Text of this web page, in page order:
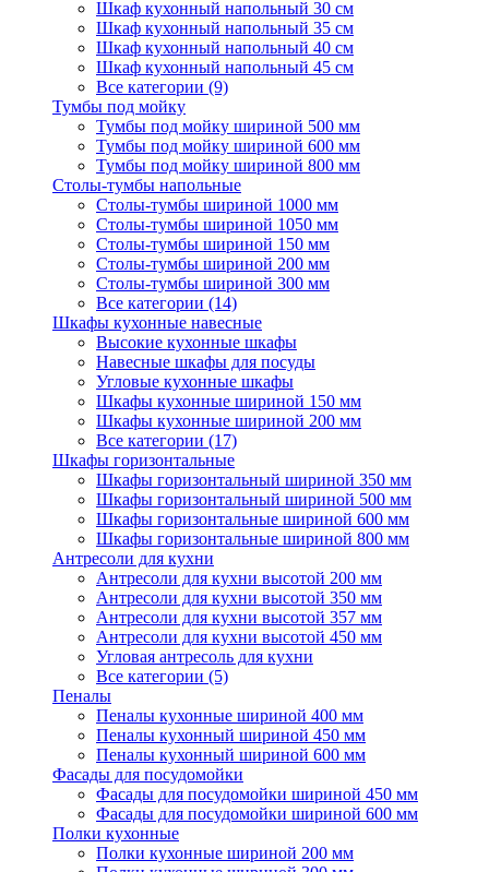
Шкаф кухонный напольный 30 см
Шкаф кухонный напольный 35 см
Шкаф кухонный напольный 40 см
Шкаф кухонный напольный 45 см
Все категории (9)
Тумбы под мойку
Тумбы под мойку шириной 500 мм
Тумбы под мойку шириной 600 мм
Тумбы под мойку шириной 800 мм
Столы-тумбы напольные
Столы-тумбы шириной 1000 мм
Столы-тумбы шириной 1050 мм
Столы-тумбы шириной 150 мм
Столы-тумбы шириной 200 мм
Столы-тумбы шириной 300 мм
Все категории (14)
Шкафы кухонные навесные
Высокие кухонные шкафы
Навесные шкафы для посуды
Угловые кухонные шкафы
Шкафы кухонные шириной 150 мм
Шкафы кухонные шириной 200 мм
Все категории (17)
Шкафы горизонтальные
Шкафы горизонтальный шириной 350 мм
Шкафы горизонтальный шириной 500 мм
Шкафы горизонтальные шириной 600 мм
Шкафы горизонтальные шириной 800 мм
Антресоли для кухни
Антресоли для кухни высотой 200 мм
Антресоли для кухни высотой 350 мм
Антресоли для кухни высотой 357 мм
Антресоли для кухни высотой 450 мм
Угловая антресоль для кухни
Все категории (5)
Пеналы
Пеналы кухонные шириной 400 мм
Пеналы кухонный шириной 450 мм
Пеналы кухонный шириной 600 мм
Фасады для посудомойки
Фасады для посудомойки шириной 450 мм
Фасады для посудомойки шириной 600 мм
Полки кухонные
Полки кухонные шириной 200 мм